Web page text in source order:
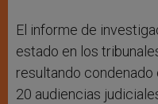
El informe de
estado en los
resultando
20 audiencias